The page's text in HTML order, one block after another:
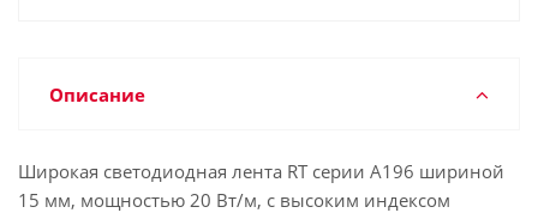
Описание
Широкая светодиодная лента RT серии A196 шириной
15 мм, мощностью 20 Вт/м, с высоким индексом